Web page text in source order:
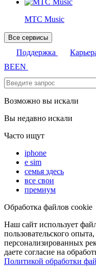
МТС Music
Все сервисы
Поддержка
BEEN
Возможно вы искали
Вы недавно искали
Часто ищут
iphone
e sim
семья здесь
все свои
премиум
Обработка файлов cookie
Наш сайт использует
пользовательского
персонализированных
даете согласие на
Политикой обработки